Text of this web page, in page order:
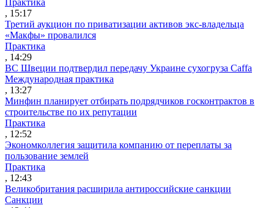
, 15:17
Третий аукцион по приватизации активов экс-владельца
«Макфы» провалился
Практика
, 14:29
ВС Швеции подтвердил передачу Украине сухогруза Caffa
Международная практика
, 13:27
Минфин планирует отбирать подрядчиков госконтрактов в
строительстве по их репутации
Практика
, 12:52
Экономколлегия защитила компанию от переплаты за
пользование землей
Практика
, 12:43
Великобритания расширила антироссийские санкции
Санкции